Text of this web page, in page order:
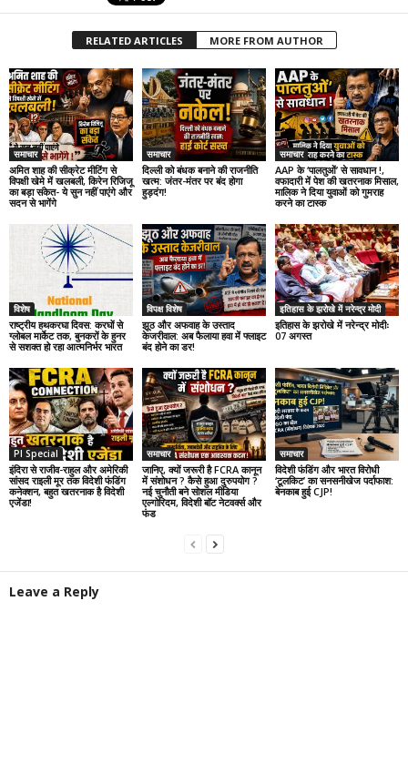
RELATED ARTICLES MORE FROM AUTHOR
समाचार
अमित शाह की सीक्रेट मीटिंग से
विपक्षी खेमे में खलबली, किरेन रिजिजू
का बड़ा संकेत- ये सुन नहीं पाएंगे और
सदन से भागेंगे
समाचार
दिल्ली को बंधक बनाने की राजनीति
खत्म: जंतर-मंतर पर बंद होगा
हुड़दंग!
समाचार
AAP के ‘पालतुओं’ से सावधान !,
वफादारी में पेश की खतरनाक मिसाल,
मालिक ने दिया युवाओं को गुमराह
करने का टास्क
विशेष
राष्ट्रीय हथकरघा दिवस: करघों से
ग्लोबल मार्केट तक, बुनकरों के हुनर
से सशक्त हो रहा आत्मनिर्भर भारत
विपक्ष विशेष
झूठ और अफवाह के उस्ताद
केजरीवाल: अब फैलाया हवा में फ्लाइट
बंद होने का डर!
इतिहास के झरोखे में नरेन्द्र मोदी
इतिहास के झरोखे में नरेन्द्र मोदीः
07 अगस्त
PI Special
इंदिरा से राजीव-राहुल और अमेरिकी
सांसद राइली मूर तक विदेशी फंडिंग
कनेक्शन, बहुत खतरनाक है विदेशी
एजेंडा!
समाचार
जानिए, क्यों जरूरी है FCRA कानून
में संशोधन ? कैसे हुआ दुरुपयोग ?
नई चुनौती बने सोशल मीडिया
एल्गोरिदम, विदेशी बॉट नेटवर्क्स और
फंड
समाचार
विदेशी फंडिंग और भारत विरोधी
‘टूलकिट’ का सनसनीखेज पर्दाफाश:
बेनकाब हुई CJP!
Leave a Reply